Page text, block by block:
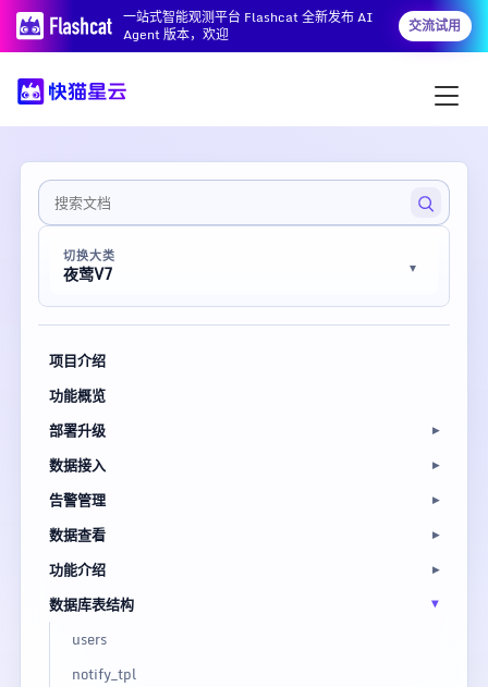
一站式智能观测平台 Flashcat 全新发布 AI
Agent 版本，欢迎
交流试用
切换大类
夜莺V7
项目介绍
功能概览
部署升级
数据接入
告警管理
数据查看
功能介绍
数据库表结构
users
notify_tpl